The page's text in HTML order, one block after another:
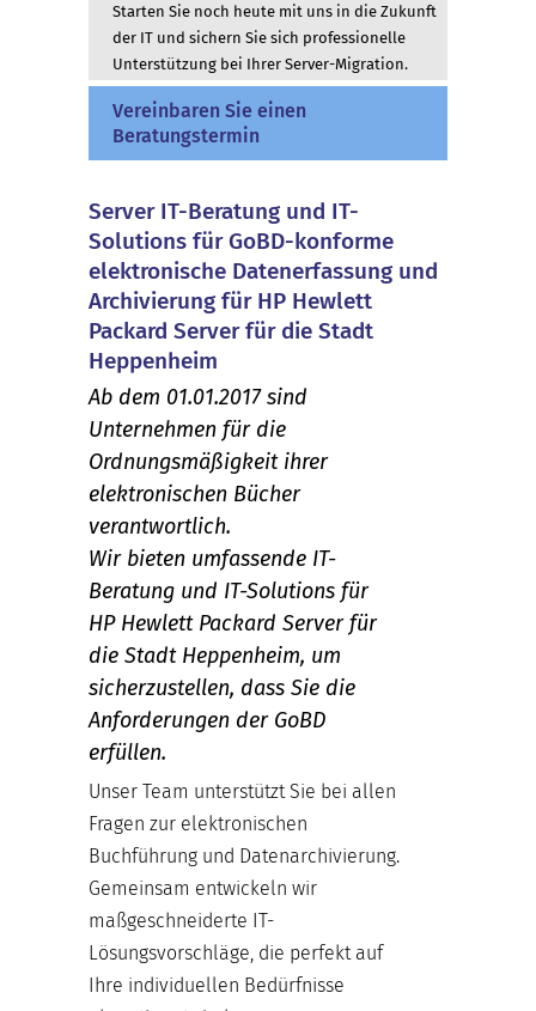
Starten Sie noch heute mit uns in die Zukunft
der IT und sichern Sie sich professionelle
Unterstützung bei Ihrer Server-Migration.
Vereinbaren Sie einen
Beratungstermin
Server IT-Beratung und IT-
Solutions für GoBD-konforme
elektronische Datenerfassung und
Archivierung für HP Hewlett
Packard Server für die Stadt
Heppenheim
Ab dem 01.01.2017 sind
Unternehmen für die
Ordnungsmäßigkeit ihrer
elektronischen Bücher
verantwortlich.
Wir bieten umfassende IT-
Beratung und IT-Solutions für
HP Hewlett Packard Server für
die Stadt Heppenheim, um
sicherzustellen, dass Sie die
Anforderungen der GoBD
erfüllen.
Unser Team unterstützt Sie bei allen
Fragen zur elektronischen
Buchführung und Datenarchivierung.
Gemeinsam entwickeln wir
maßgeschneiderte IT-
Lösungsvorschläge, die perfekt auf
Ihre individuellen Bedürfnisse